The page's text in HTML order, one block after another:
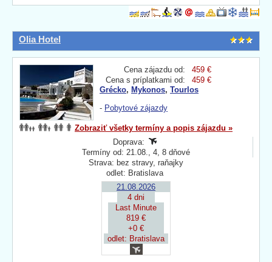
Olia Hotel
Cena zájazdu od:
459 €
Cena s príplatkami od:
459 €
Grécko, Mykonos, Tourlos
- Pobytové zájazdy
Zobraziť všetky termíny a popis zájazdu »
Doprava:
Termíny od: 21.08., 4, 8 dňové
Strava: bez stravy, raňajky
odlet: Bratislava
21.08.2026
4 dni
Last Minute
819 €
+0 €
odlet: Bratislava